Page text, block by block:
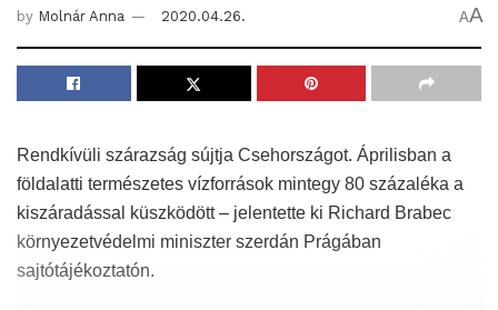
by Molnár Anna 2020.04.26. AA
Rendkívüli szárazság sújtja Csehországot. Áprilisban a
földalatti természetes vízforrások mintegy 80 százaléka a
kiszáradással küszködött – jelentette ki Richard Brabec
környezetvédelmi miniszter szerdán Prágában
sajtótájékoztatón.